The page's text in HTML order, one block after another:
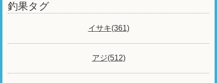
釣果タグ
イサキ(361)
アジ(512)